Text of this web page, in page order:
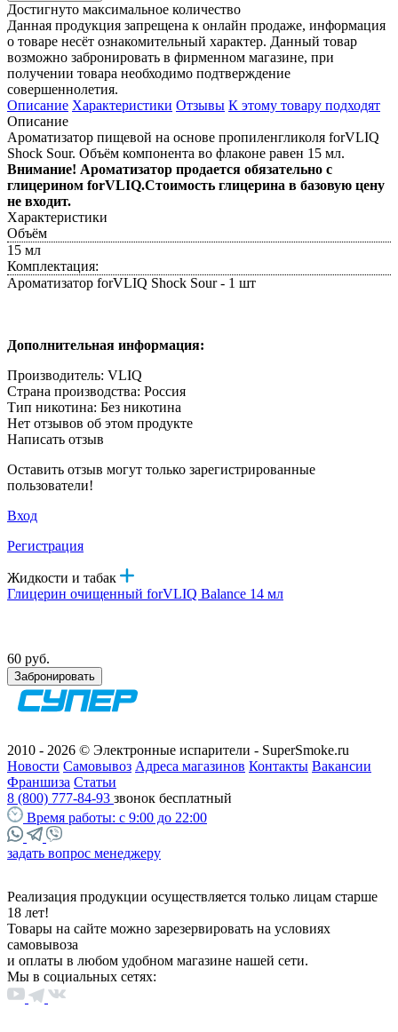
Достигнуто максимальное количество
Данная продукция запрещена к онлайн продаже, информация
о товаре несёт ознакомительный характер. Данный товар
возможно забронировать в фирменном магазине, при
получении товара необходимо подтверждение
совершеннолетия.
Описание Характеристики Отзывы К этому товару подходят
Описание
Ароматизатор пищевой на основе пропиленгликоля forVLIQ
Shock Sour. Объём компонента во флаконе равен 15 мл.
Внимание! Ароматизатор продается обязательно с
глицерином forVLIQ.Стоимость глицерина в базовую цену
не входит.
Характеристики
Объём
15 мл
Комплектация:
Ароматизатор forVLIQ Shock Sour - 1 шт
Дополнительная информация:
Производитель: VLIQ
Страна производства: Россия
Тип никотина: Без никотина
Нет отзывов об этом продукте
Написать отзыв
Оставить отзыв могут только зарегистрированные
пользователи!
Вход
Регистрация
Жидкости и табак
Глицерин очищенный forVLIQ Balance 14 мл
60 руб.
Забронировать
2010 - 2026 © Электронные испарители - SuperSmoke.ru
Новости Самовывоз Адреса магазинов Контакты Вакансии
Франшиза Статьи
8 (800) 777-84-93 звонок бесплатный
Время работы: с 9:00 до 22:00
задать вопрос менеджеру
Реализация продукции осуществляется только лицам старше
18 лет!
Товары на сайте можно зарезервировать на условиях
самовывоза
и оплаты в любом удобном магазине нашей сети.
Мы в социальных сетях: